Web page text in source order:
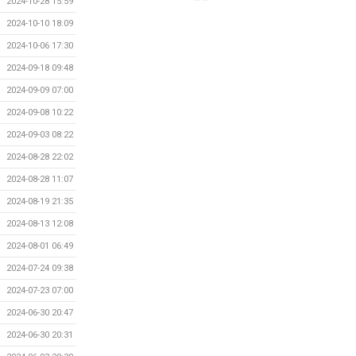
2024-10-10 18:09
2024-10-06 17:30
2024-09-18 09:48
2024-09-09 07:00
2024-09-08 10:22
2024-09-03 08:22
2024-08-28 22:02
2024-08-28 11:07
2024-08-19 21:35
2024-08-13 12:08
2024-08-01 06:49
2024-07-24 09:38
2024-07-23 07:00
2024-06-30 20:47
2024-06-30 20:31